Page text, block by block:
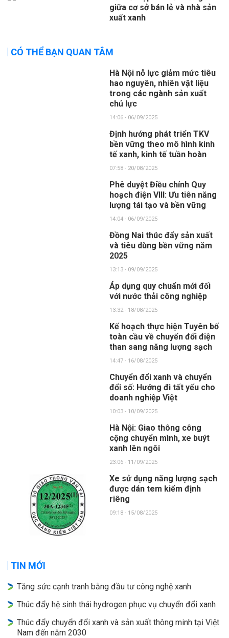
giữa cơ sở bán lẻ và nhà sản
xuất xanh
CÓ THỂ BẠN QUAN TÂM
Hà Nội nỗ lực giảm mức tiêu
hao nguyên, nhiên vật liệu
trong các ngành sản xuất
chủ lực
14:06 - 06/09/2025
Định hướng phát triển TKV
bền vững theo mô hình kinh
tế xanh, kinh tế tuần hoàn
07:58 - 20/08/2025
Phê duyệt Điều chỉnh Quy
hoạch điện VIII: Ưu tiên năng
lượng tái tạo và bền vững
14:04 - 06/09/2025
Đồng Nai thúc đẩy sản xuất
và tiêu dùng bền vững năm
2025
13:13 - 09/09/2025
Áp dụng quy chuẩn mới đối
với nước thải công nghiệp
13:32 - 18/08/2025
Kế hoạch thực hiện Tuyên bố
toàn cầu về chuyển đổi điện
than sang năng lượng sạch
14:47 - 16/08/2025
Chuyển đổi xanh và chuyển
đổi số: Hướng đi tất yếu cho
doanh nghiệp Việt
10:03 - 10/09/2025
Hà Nội: Giao thông công
cộng chuyển mình, xe buýt
xanh lên ngôi
23:06 - 11/09/2025
Xe sử dụng năng lượng sạch
được dán tem kiểm định
riêng
09:18 - 15/08/2025
TIN MỚI
Tăng sức cạnh tranh bằng đầu tư công nghệ xanh
Thúc đẩy hệ sinh thái hydrogen phục vụ chuyển đổi xanh
Thúc đẩy chuyển đổi xanh và sản xuất thông minh tại Việt
Nam đến năm 2030